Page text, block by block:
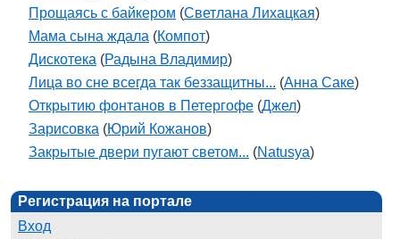
Прощаясь с байкером (Светлана Лихацкая)
Мама сына ждала (Компот)
Дискотека (Радына Владимир)
Лица во сне всегда так беззащитны... (Анна Саке)
Открытию фонтанов в Петергофе (Джел)
Зарисовка (Юрий Кожанов)
Закрытые двери пугают светом... (Natusya)
Регистрация на портале
Вход